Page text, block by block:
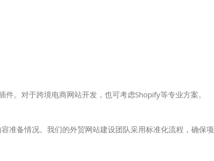
。对于跨境电商网站开发，也可考虑Shopify等专业方案。
准备情况。我们的外贸网站建设团队采用标准化流程，确保项